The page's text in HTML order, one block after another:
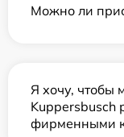
Можно ли
Я хочу, чтобы
Kuppersbusch
фирменными